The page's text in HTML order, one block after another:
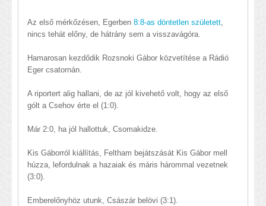
Az első mérkőzésen, Egerben 8:8-as döntetlen született
nincs tehát előny, de hátrány sem a visszavágóra.
Hamarosan kezdődik Rozsnoki Gábor közvetítése a Rádió
Eger csatornán.
A riportert alig hallani, de az jól kivehető volt, hogy az első
gólt a Csehov érte el (1:0).
Már 2:0, ha jól hallottuk, Csomakidze.
Kis Gáborról kiállítás, Feltham bejátszását Kis Gábor mell
húzza, lefordulnak a hazaiak és máris hárommal vezetnek
(3:0).
Emberelőnyhöz utunk, Császár belövi (3:1).